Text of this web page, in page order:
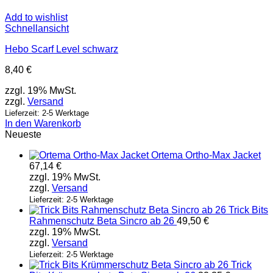
Add to wishlist
Schnellansicht
Hebo Scarf Level schwarz
8,40 €
zzgl. 19% MwSt.
zzgl. Versand
Lieferzeit: 2-5 Werktage
In den Warenkorb
Neueste
Ortema Ortho-Max Jacket
67,14 €
zzgl. 19% MwSt.
zzgl. Versand
Lieferzeit: 2-5 Werktage
Trick Bits
Rahmenschutz Beta Sincro ab 26 49,50 €
zzgl. 19% MwSt.
zzgl. Versand
Lieferzeit: 2-5 Werktage
Trick